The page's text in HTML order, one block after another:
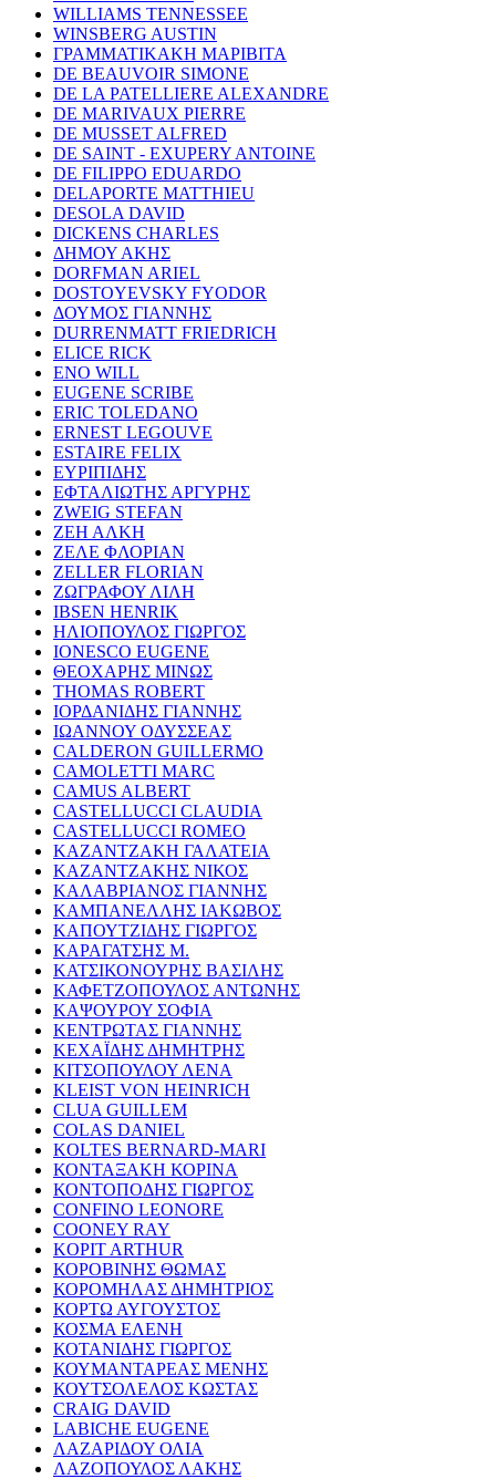
WILLIAMS TENNESSEE
WINSBERG AUSTIN
ΓΡΑΜΜΑΤΙΚΑΚΗ ΜΑΡΙΒΙΤΑ
DE BEAUVOIR SIMONE
DE LA PATELLIERE ALEXANDRE
DE MARIVAUX PIERRE
DE MUSSET ALFRED
DE SAINT - EXUPERY ANTOINE
DE FILIPPO EDUARDO
DELAPORTE MATTHIEU
DESOLA DAVID
DICKENS CHARLES
ΔΗΜΟΥ ΑΚΗΣ
DORFMAN ARIEL
DOSTOYEVSKY FYODOR
ΔΟΥΜΟΣ ΓΙΑΝΝΗΣ
DURRENMATT FRIEDRICH
ELICE RICK
ENO WILL
EUGENE SCRIBE
ERIC TOLEDANO
ERNEST LEGOUVE
ESTAIRE FELIX
ΕΥΡΙΠΙΔΗΣ
ΕΦΤΑΛΙΩΤΗΣ ΑΡΓΥΡΗΣ
ZWEIG STEFAN
ΖΕΗ ΑΛΚΗ
ΖΕΛΕ ΦΛΟΡΙΑΝ
ZELLER FLORIAN
ΖΩΓΡΑΦΟΥ ΛΙΛΗ
IBSEN HENRIK
ΗΛΙΟΠΟΥΛΟΣ ΓΙΩΡΓΟΣ
IONESCO EUGENE
ΘΕΟΧΑΡΗΣ ΜΙΝΩΣ
THOMAS ROBERT
ΙΟΡΔΑΝΙΔΗΣ ΓΙΑΝΝΗΣ
ΙΩΑΝΝΟΥ ΟΔΥΣΣΕΑΣ
CALDERON GUILLERMO
CAMOLETTI MARC
CAMUS ALBERT
CASTELLUCCI CLAUDIA
CASTELLUCCI ROMEO
ΚΑΖΑΝΤΖΑΚΗ ΓΑΛΑΤΕΙΑ
ΚΑΖΑΝΤΖΑΚΗΣ ΝΙΚΟΣ
ΚΑΛΑΒΡΙΑΝΟΣ ΓΙΑΝΝΗΣ
ΚΑΜΠΑΝΕΛΛΗΣ ΙΑΚΩΒΟΣ
ΚΑΠΟΥΤΖΙΔΗΣ ΓΙΩΡΓΟΣ
ΚΑΡΑΓΑΤΣΗΣ Μ.
ΚΑΤΣΙΚΟΝΟΥΡΗΣ ΒΑΣΙΛΗΣ
ΚΑΦΕΤΖΟΠΟΥΛΟΣ ΑΝΤΩΝΗΣ
ΚΑΨΟΥΡΟΥ ΣΟΦΙΑ
ΚΕΝΤΡΩΤΑΣ ΓΙΑΝΝΗΣ
ΚΕΧΑΪΔΗΣ ΔΗΜΗΤΡΗΣ
ΚΙΤΣΟΠΟΥΛΟΥ ΛΕΝΑ
KLEIST VON HEINRICH
CLUA GUILLEM
COLAS DANIEL
KOLTES BERNARD-MARI
ΚΟΝΤΑΞΑΚΗ ΚΟΡΙΝΑ
ΚΟΝΤΟΠΟΔΗΣ ΓΙΩΡΓΟΣ
CONFINO LEONORE
COONEY RAY
KOPIT ARTHUR
ΚΟΡΟΒΙΝΗΣ ΘΩΜΑΣ
ΚΟΡΟΜΗΛΑΣ ΔΗΜΗΤΡΙΟΣ
ΚΟΡΤΩ ΑΥΓΟΥΣΤΟΣ
ΚΟΣΜΑ ΕΛΕΝΗ
ΚΟΤΑΝΙΔΗΣ ΓΙΩΡΓΟΣ
ΚΟΥΜΑΝΤΑΡΕΑΣ ΜΕΝΗΣ
ΚΟΥΤΣΟΛΕΛΟΣ ΚΩΣΤΑΣ
CRAIG DAVID
LABICHE EUGENE
ΛΑΖΑΡΙΔΟΥ ΟΛΙΑ
ΛΑΖΟΠΟΥΛΟΣ ΛΑΚΗΣ